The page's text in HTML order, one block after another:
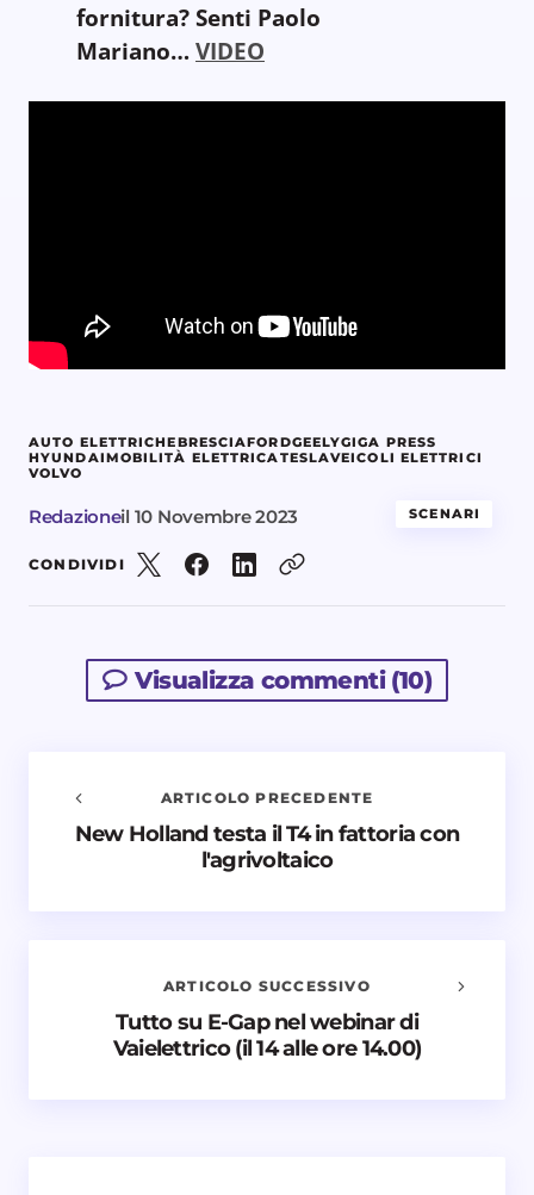
fornitura? Senti Paolo
Mariano… VIDEO
AUTO ELETTRICHEBRESCIAFORDGEELYGIGA PRESS
HYUNDAIMOBILITÀ ELETTRICATESLAVEICOLI ELETTRICI
VOLVO
Redazioneil 10 Novembre 2023 SCENARI
CONDIVIDI
Visualizza commenti (10)
Avvisami quando vengono aggiunti nuovi
ARTICOLO PRECEDENTE
New Holland testa il T4 in fattoria con
l'agrivoltaico
ARTICOLO SUCCESSIVO
Tutto su E-Gap nel webinar di
Vaielettrico (il 14 alle ore 14.00)